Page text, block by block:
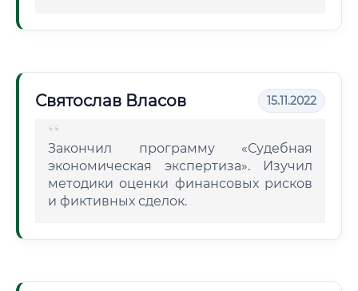
Святослав Власов 15.11.2022
Закончил программу «Судебная
экономическая экспертиза». Изучил
методики оценки финансовых рисков
и фиктивных сделок.